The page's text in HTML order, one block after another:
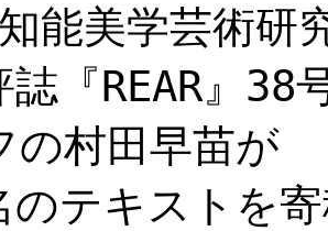
能美学芸術研
誌『REAR』
の村田早苗が
のテキストを